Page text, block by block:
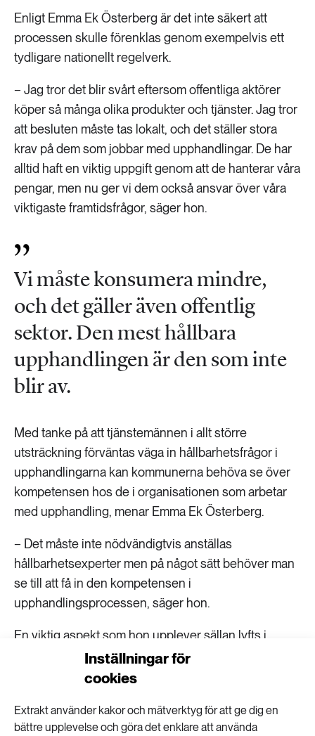
Inställningar för
cookies
Extrakt använder kakor och mätverktyg för att ge dig en
bättre upplevelse och göra det enklare att använda
Enligt Emma Ek Österberg är det inte säkert att
processen skulle förenklas genom exempelvis ett
tydligare nationellt regelverk.
− Jag tror det blir svårt eftersom offentliga aktörer
köper så många olika produkter och tjänster. Jag tror
att besluten måste tas lokalt, och det ställer stora
krav på dem som jobbar med upphandlingar. De har
alltid haft en viktig uppgift genom att de hanterar våra
pengar, men nu ger vi dem också ansvar över våra
viktigaste framtidsfrågor, säger hon.
Vi måste konsumera mindre,
och det gäller även offentlig
sektor. Den mest hållbara
upphandlingen är den som inte
blir av.
Med tanke på att tjänstemännen i allt större
utsträckning förväntas väga in hållbarhetsfrågor i
upphandlingarna kan kommunerna behöva se över
kompetensen hos de i organisationen som arbetar
med upphandling, menar Emma Ek Österberg.
− Det måste inte nödvändigtvis anställas
hållbarhetsexperter men på något sätt behöver man
se till att få in den kompetensen i
upphandlingsprocessen, säger hon.
En viktig aspekt som hon upplever sällan lyfts i
relation till kommuners och regioners inköp är att de,
precis som alla andra, behöver se över sin
− Vi måste konsumera mindre, och det gäller även